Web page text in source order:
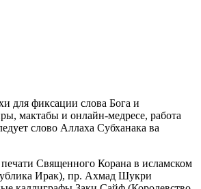
для фиксации слова Бога и
мактабы и онлайн-медресе, работа
слово Аллаха Субханака ва
Священного Корана в исламском
Ирак), пр. Ахмад Шукри